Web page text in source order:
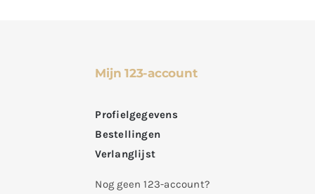
Mijn 123-account
Profielgegevens
Bestellingen
Verlanglijst
Nog geen 123-account?